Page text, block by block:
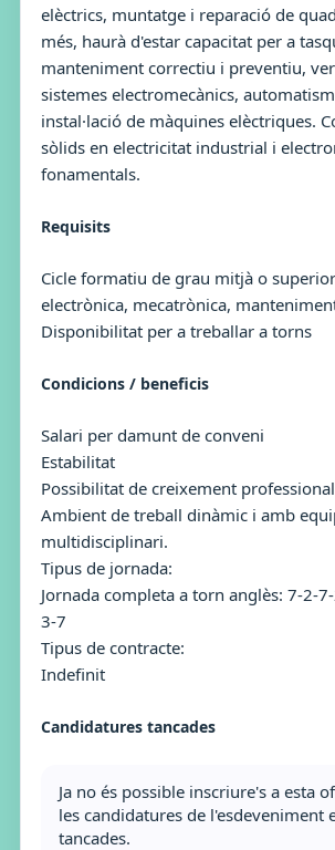
elèctrics, muntatge i reparació de
més, haurà d'estar capacitat per a
manteniment correctiu i preventiu,
sistemes electromecànics,
instal·lació de màquines elèctriques.
sòlids en electricitat industrial i
fonamentals.
Requisits
Cicle formatiu de grau mitjà o
electrònica, mecatrònica,
Disponibilitat per a treballar a torns
Condicions / beneficis
Salari per damunt de conveni
Estabilitat
Possibilitat de creixement professional
Ambient de treball dinàmic i amb
multidisciplinari.
Tipus de jornada:
Jornada completa a torn anglès: 7-2-
3-7
Tipus de contracte:
Indefinit
Candidatures tancades
Ja no és possible inscriure's a esta
les candidatures de l'esdeveniment
tancades.